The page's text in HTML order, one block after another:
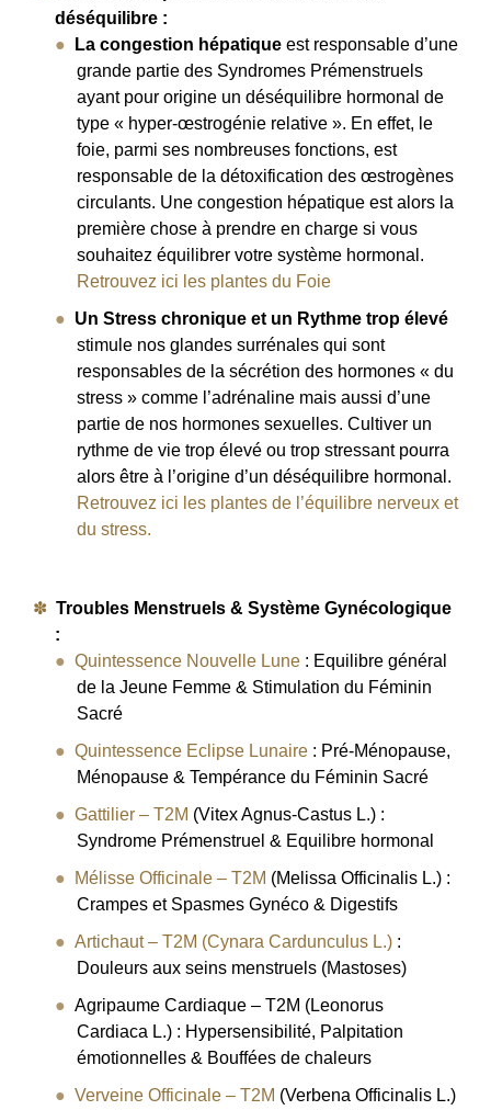
déséquilibre :
La congestion hépatique est responsable d’une
grande partie des Syndromes Prémenstruels
ayant pour origine un déséquilibre hormonal de
type « hyper-œstrogénie relative ». En effet, le
foie, parmi ses nombreuses fonctions, est
responsable de la détoxification des œstrogènes
circulants. Une congestion hépatique est alors la
première chose à prendre en charge si vous
souhaitez équilibrer votre système hormonal.
Retrouvez ici les plantes du Foie
Un Stress chronique et un Rythme trop élevé
stimule nos glandes surrénales qui sont
responsables de la sécrétion des hormones « du
stress » comme l’adrénaline mais aussi d’une
partie de nos hormones sexuelles. Cultiver un
rythme de vie trop élevé ou trop stressant pourra
alors être à l’origine d’un déséquilibre hormonal.
Retrouvez ici les plantes de l’équilibre nerveux et
du stress.
Troubles Menstruels & Système Gynécologique
:
Quintessence Nouvelle Lune : Equilibre général
de la Jeune Femme & Stimulation du Féminin
Sacré
Quintessence Eclipse Lunaire : Pré-Ménopause,
Ménopause & Tempérance du Féminin Sacré
Gattilier – T2M (Vitex Agnus-Castus L.) :
Syndrome Prémenstruel & Equilibre hormonal
Mélisse Officinale – T2M (Melissa Officinalis L.) :
Crampes et Spasmes Gynéco & Digestifs
Artichaut – T2M (Cynara Cardunculus L.) :
Douleurs aux seins menstruels (Mastoses)
Agripaume Cardiaque – T2M (Leonorus
Cardiaca L.) : Hypersensibilité, Palpitation
émotionnelles & Bouffées de chaleurs
Verveine Officinale – T2M (Verbena Officinalis L.)